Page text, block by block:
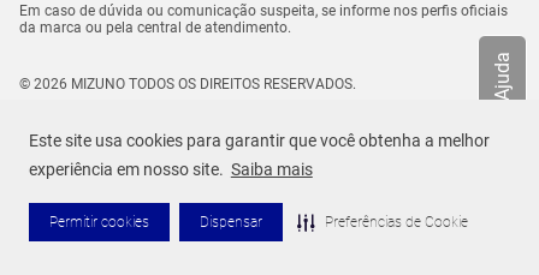
Este site usa cookies para garantir que você obtenha a melhor
experiência em nosso site. Saiba mais
Permitir cookies Dispensar Preferências de Cookie
Ajuda
Em caso de dúvida ou comunicação suspeita, se informe nos perfis oficiais
da marca ou pela central de atendimento.
© 2026 MIZUNO TODOS OS DIREITOS RESERVADOS.
Estrada Municipal Luiz Lopes Neto, n.º 21 – Tenentes – CEP. 37.640-000 –
Extrema/MG